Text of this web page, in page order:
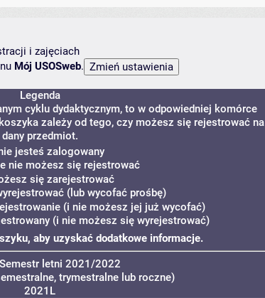
i zajęciach
Mój USOSweb.
Legenda
cyklu dydaktycznym, to w odpowiedniej komórce
zależy od tego, czy możesz się rejestrować na
dany przedmiot.
jesteś zalogowany
nie możesz się rejestrować
się zarejestrować
(lub wycofać prośbę)
(i nie możesz jej już wycofać)
(i nie możesz się wyrejestrować)
aby uzyskać dodatkowe informacje.
letni 2021/2022
trymestralne lub roczne)
2021L